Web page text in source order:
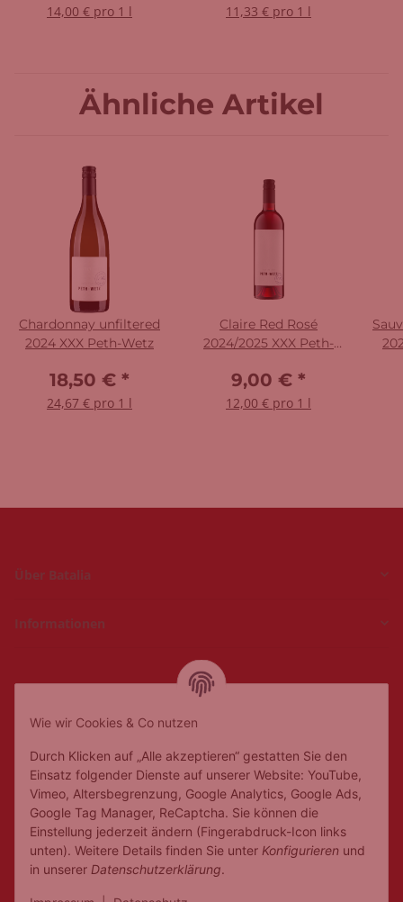
Wie wir Cookies & Co nutzen
Durch Klicken auf „Alle akzeptieren“ gestatten Sie den
Einsatz folgender Dienste auf unserer Website: YouTube,
Vimeo, Altersbegrenzung, Google Analytics, Google Ads,
Google Tag Manager, ReCaptcha. Sie können die
Einstellung jederzeit ändern (Fingerabdruck-Icon links
unten). Weitere Details finden Sie unter Konfigurieren und
in unserer Datenschutzerklärung.
14,00 € pro 1 l 11,33 € pro 1 l
Ähnliche Artikel
Chardonnay unfiltered
2024 XXX Peth-Wetz
18,50 € *
24,67 € pro 1 l
Claire Red Rosé
2024/2025 XXX Peth-
9,00 € *
12,00 € pro 1 l
Über Batalia
Informationen
Hückelhoven und
Di. - Fr.
10:00 - 18:00
10:00 - 14:00